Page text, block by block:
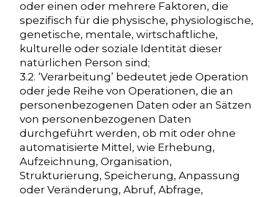
oder einen oder mehrere Faktoren, die
spezifisch für die physische, physiologische,
genetische, mentale, wirtschaftliche,
kulturelle oder soziale Identität dieser
natürlichen Person sind;
3.2. ‘Verarbeitung’ bedeutet jede Operation
oder jede Reihe von Operationen, die an
personenbezogenen Daten oder an Sätzen
von personenbezogenen Daten
durchgeführt werden, ob mit oder ohne
automatisierte Mittel, wie Erhebung,
Aufzeichnung, Organisation,
Strukturierung, Speicherung, Anpassung
oder Veränderung, Abruf, Abfrage,